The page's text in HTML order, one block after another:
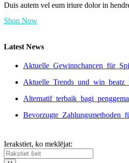
Duis autem vel eum iriure dolor in
Shop Now
Latest News
Ierakstiet, ko meklējat: